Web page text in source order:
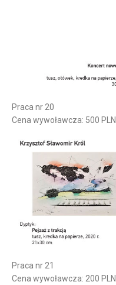
Praca nr 20
Cena wywoławcza: 500 PLN
Praca nr 21
Cena wywoławcza: 200 PLN